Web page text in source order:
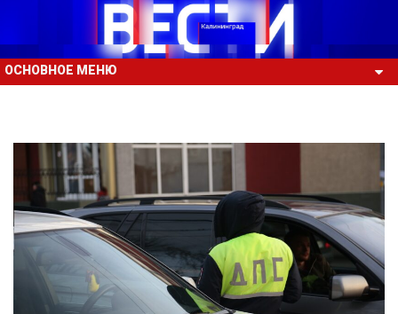
ОСНОВНОЕ МЕНЮ